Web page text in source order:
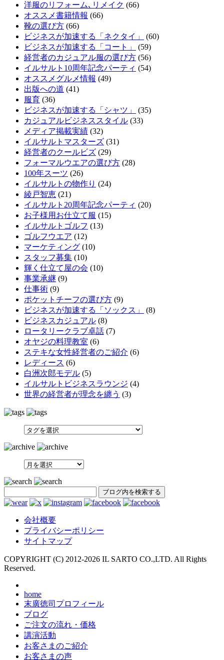
洋服のリフォーム､リメイク (66)
オススメ書籍情報 (66)
靴の選び方 (66)
ビジネスが加速する「ネクタイ」
(60)
ビジネスが加速する「コート」
(59)
経営者のカジュアル服の選び方 (56)
イルサルト10周年記念パーティ (54)
オススメグルメ情報 (49)
出版への道 (41)
服育 (36)
ビジネスが加速する「シャツ」
(35)
カジュアルビジネススタイル (33)
メディア掲載実績 (32)
イルサルトマスターズ (31)
経営者のクールビズ (29)
フォーマルウエアの選び方 (28)
100年スーツ (26)
イルサルトの物作り (24)
綾戸智恵 (21)
イルサルト20周年記念パーティ (20)
お子様用お仕立て服 (15)
イルサルトゴルフ (13)
ゴルフウエア (12)
マーケティング (10)
スタッフ募集 (10)
輝く仕立て屋の会 (10)
事業承継 (9)
仕事術 (9)
ポケットチーフの選び方 (9)
ビジネスが加速する「ソックス」
(8)
ビジネスカジュアル (8)
ロータリークラブ卓話 (7)
オヤジの料理教室 (6)
ステキな女性経営者のご紹介 (6)
レディース (6)
白洲次郎モデル (5)
イルサルトビジネスラウンジ (4)
世界の経営者が理念を纏う (3)
SEARCH
会社概要
プライバシーポリシー
サイトマップ
COPYRIGHT (C) 2012-2026 IL SARTO CO.,LTD. All Rights
Reserved.
home
末廣徳司プロフィール
ブログ
ご注文の流れ・価格
講演活動
お客さまのご紹介
お客さまの声